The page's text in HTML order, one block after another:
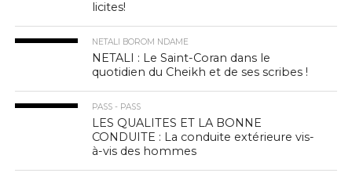
licites!
NETALI BOROM NDAME
NETALI : Le Saint-Coran dans le
quotidien du Cheikh et de ses scribes !
PASS - PASS
LES QUALITES ET LA BONNE
CONDUITE : La conduite extérieure vis-
à-vis des hommes